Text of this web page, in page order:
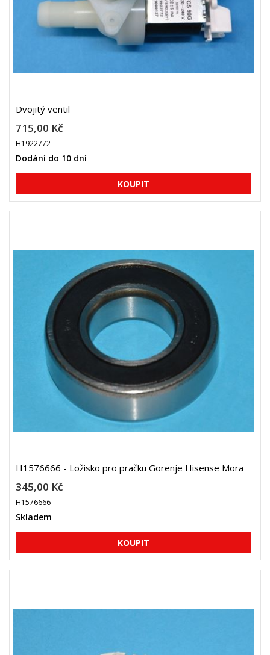
Dvojitý ventil
715,00 Kč
H1922772
Dodání do 10 dní
H1576666 - Ložisko pro pračku Gorenje Hisense Mora
345,00 Kč
H1576666
Skladem